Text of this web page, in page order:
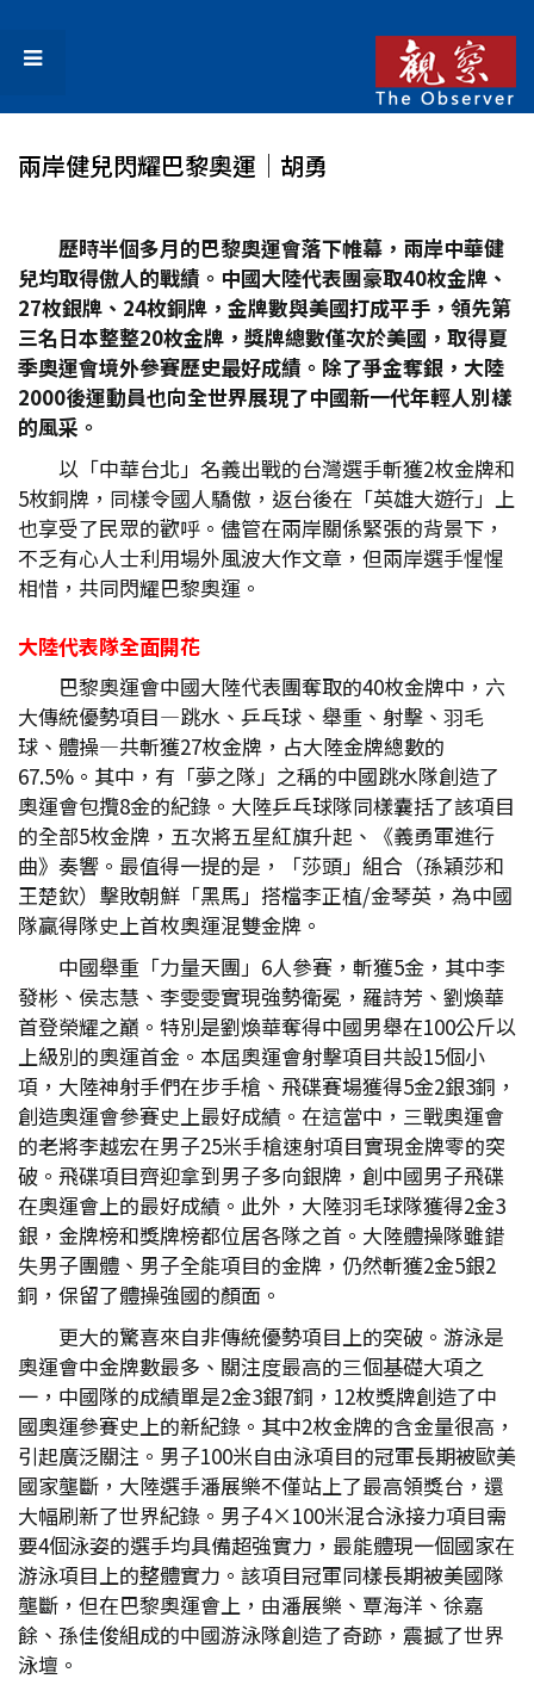
兩岸健兒閃耀巴黎奧運│胡勇
歷時半個多月的巴黎奧運會落下帷幕，兩岸中華健
兒均取得傲人的戰績。中國大陸代表團豪取40枚金牌、
27枚銀牌、24枚銅牌，金牌數與美國打成平手，領先第
三名日本整整20枚金牌，獎牌總數僅次於美國，取得夏
季奧運會境外參賽歷史最好成績。除了爭金奪銀，大陸
2000後運動員也向全世界展現了中國新一代年輕人別樣
的風采。
以「中華台北」名義出戰的台灣選手斬獲2枚金牌和
5枚銅牌，同樣令國人驕傲，返台後在「英雄大遊行」上
也享受了民眾的歡呼。儘管在兩岸關係緊張的背景下，
不乏有心人士利用場外風波大作文章，但兩岸選手惺惺
相惜，共同閃耀巴黎奧運。
大陸代表隊全面開花
巴黎奧運會中國大陸代表團奪取的40枚金牌中，六
大傳統優勢項目—跳水、乒乓球、舉重、射擊、羽毛
球、體操—共斬獲27枚金牌，占大陸金牌總數的
67.5%。其中，有「夢之隊」之稱的中國跳水隊創造了
奧運會包攬8金的紀錄。大陸乒乓球隊同樣囊括了該項目
的全部5枚金牌，五次將五星紅旗升起、《義勇軍進行
曲》奏響。最值得一提的是，「莎頭」組合（孫穎莎和
王楚欽）擊敗朝鮮「黑馬」搭檔李正植/金琴英，為中國
隊贏得隊史上首枚奧運混雙金牌。
中國舉重「力量天團」6人參賽，斬獲5金，其中李
發彬、侯志慧、李雯雯實現強勢衛冕，羅詩芳、劉煥華
首登榮耀之巔。特別是劉煥華奪得中國男舉在100公斤以
上級別的奧運首金。本屆奧運會射擊項目共設15個小
項，大陸神射手們在步手槍、飛碟賽場獲得5金2銀3銅，
創造奧運會參賽史上最好成績。在這當中，三戰奧運會
的老將李越宏在男子25米手槍速射項目實現金牌零的突
破。飛碟項目齊迎拿到男子多向銀牌，創中國男子飛碟
在奧運會上的最好成績。此外，大陸羽毛球隊獲得2金3
銀，金牌榜和獎牌榜都位居各隊之首。大陸體操隊雖錯
失男子團體、男子全能項目的金牌，仍然斬獲2金5銀2
銅，保留了體操強國的顏面。
更大的驚喜來自非傳統優勢項目上的突破。游泳是
奧運會中金牌數最多、關注度最高的三個基礎大項之
一，中國隊的成績單是2金3銀7銅，12枚獎牌創造了中
國奧運參賽史上的新紀錄。其中2枚金牌的含金量很高，
引起廣泛關注。男子100米自由泳項目的冠軍長期被歐美
國家壟斷，大陸選手潘展樂不僅站上了最高領獎台，還
大幅刷新了世界紀錄。男子4×100米混合泳接力項目需
要4個泳姿的選手均具備超強實力，最能體現一個國家在
游泳項目上的整體實力。該項目冠軍同樣長期被美國隊
壟斷，但在巴黎奧運會上，由潘展樂、覃海洋、徐嘉
餘、孫佳俊組成的中國游泳隊創造了奇跡，震撼了世界
泳壇。